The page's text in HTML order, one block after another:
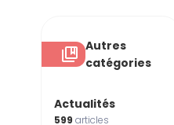
Autres
catégories
Actualités
599articles